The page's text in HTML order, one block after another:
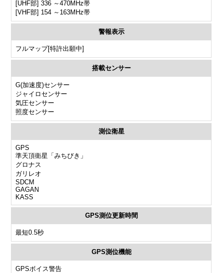
[UHF部] 336 ～470MHz帯
[VHF部] 154 ～163MHz帯
警報表示
フルマップ[特許出願中]
搭載センサー
G(加速度)センサー
ジャイロセンサー
気圧センサー
照度センサー
測位衛星
GPS
準天頂衛星「みちびき」
グロナス
ガリレオ
SDCM
GAGAN
KASS
GPS測位更新時間
最短0.5秒
GPS測位機能
GPSボイス警告